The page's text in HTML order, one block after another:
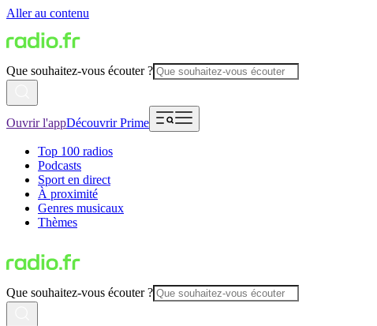
Aller au contenu
Que souhaitez-vous écouter ?
Ouvrir l'appDécouvrir Prime
Top 100 radios
Podcasts
Sport en direct
À proximité
Genres musicaux
Thèmes
Que souhaitez-vous écouter ?